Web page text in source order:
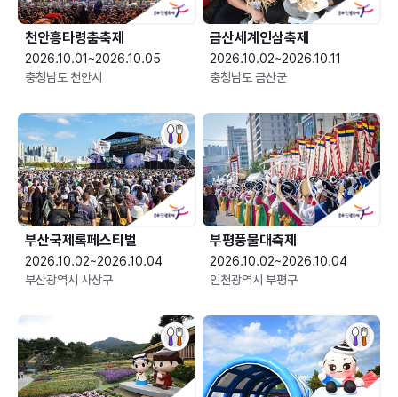
천안흥타령춤축제
2026.10.01~2026.10.05
충청남도 천안시
금산세계인삼축제
2026.10.02~2026.10.11
충청남도 금산군
부산국제록페스티벌
2026.10.02~2026.10.04
부산광역시 사상구
부평풍물대축제
2026.10.02~2026.10.04
인천광역시 부평구